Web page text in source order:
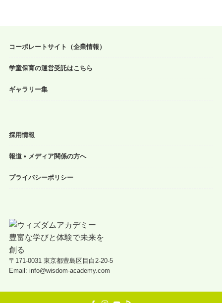
コーポレートサイト（企業情報）
学童保育の運営受託はこちら
ギャラリー集
採用情報
報道 • メディア関係の方へ
プライバシーポリシー
〒171-0031 東京都豊島区目白2-20-5
Email: info@wisdom-academy.com